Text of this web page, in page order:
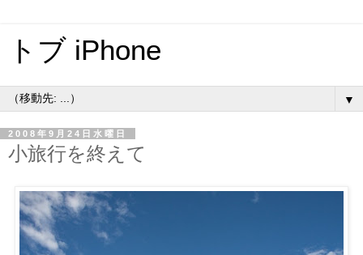
トブ iPhone
▼
2008年9月24日水曜日
小旅行を終えて